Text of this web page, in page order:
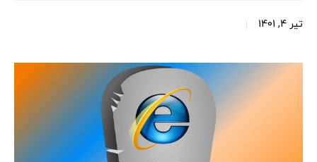
تیر 4, 1401